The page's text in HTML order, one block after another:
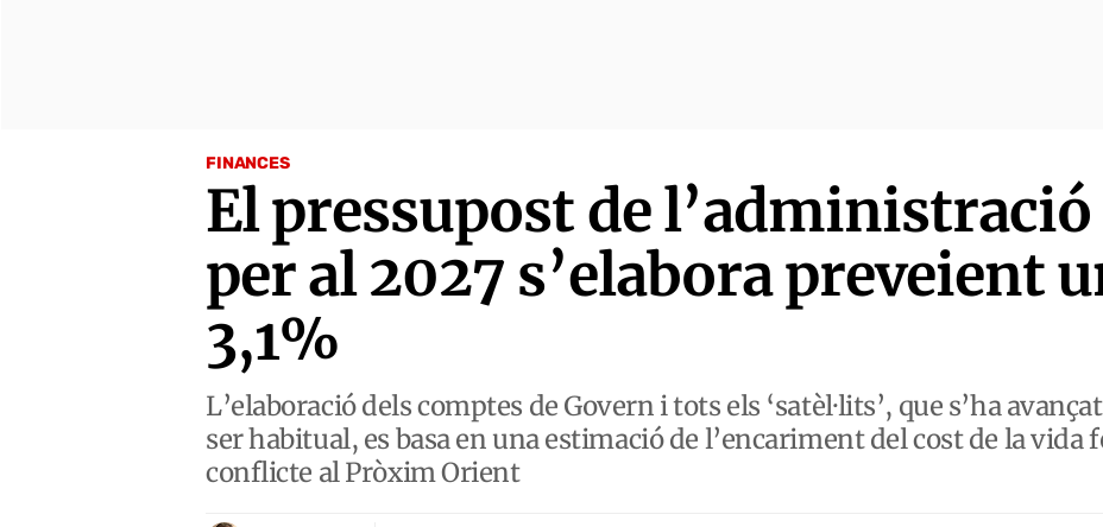
FINANCES
El pressupost de
per al 2027 s’elabora preveient
3,1%
L’elaboració dels comptes de Govern i tots els ‘satèl·lits’, que s’ha
ser habitual, es basa en una estimació de l’encariment del cost de la vida
conflicte al Pròxim Orient